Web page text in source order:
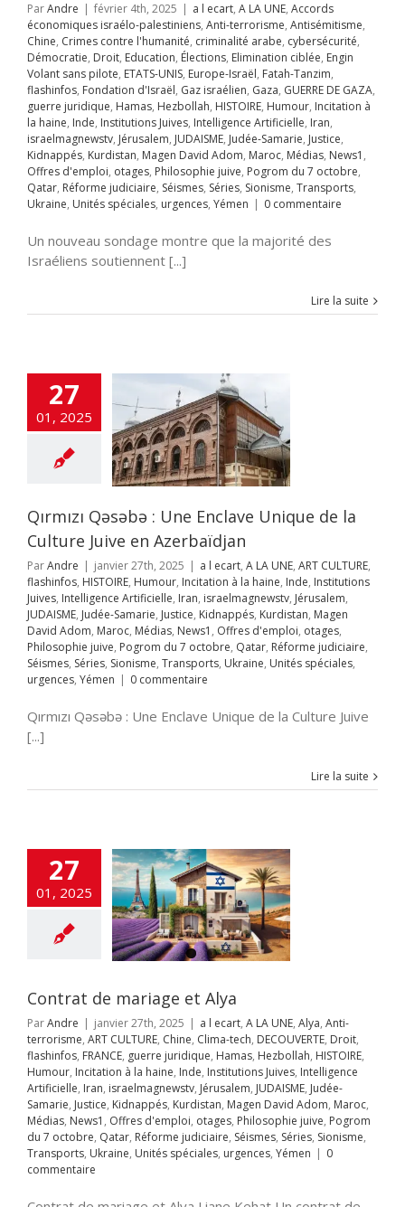
Justice
Kurdistan
Adom Maroc
News1 Offres
otages
juive Pogrom
Qatar
judiciaire
Séries Sionisme
Ukraine Unités
urgences Yémen
ParAndre | février 4th, 2025 | a l ecart, A LA UNE, Accords
économiques israélo-palestiniens, Anti-terrorisme, Antisémitisme,
Chine, Crimes contre l'humanité, criminalité arabe, cybersécurité,
Démocratie, Droit, Education, Élections, Elimination ciblée, Engin
Volant sans pilote, ETATS-UNIS, Europe-Israël, Fatah-Tanzim,
flashinfos, Fondation d'Israël, Gaz israélien, Gaza, GUERRE DE GAZA,
guerre juridique, Hamas, Hezbollah, HISTOIRE, Humour, Incitation à
la haine, Inde, Institutions Juives, Intelligence Artificielle, Iran,
israelmagnewstv, Jérusalem, JUDAISME, Judée-Samarie, Justice,
Kidnappés, Kurdistan, Magen David Adom, Maroc, Médias, News1,
Offres d'emploi, otages, Philosophie juive, Pogrom du 7 octobre,
Qatar, Réforme judiciaire, Séismes, Séries, Sionisme, Transports,
Ukraine, Unités spéciales, urgences, Yémen | 0 commentaire
Un nouveau sondage montre que la majorité des
Israéliens soutiennent [...]
Lire la suite
27
01, 2025
Qəsəbə : Une
Humour
à la haine Inde
Juives
Artificielle Iran
JUDAISME
Justice
News1 Offres
otages
juive Pogrom
Qatar
judiciaire
Séries Sionisme
Ukraine Unités
urgences Yémen
Qırmızı Qəsəbə : Une Enclave Unique de la
Culture Juive en Azerbaïdjan
ParAndre | janvier 27th, 2025 | a l ecart, A LA UNE, ART CULTURE,
flashinfos, HISTOIRE, Humour, Incitation à la haine, Inde, Institutions
Juives, Intelligence Artificielle, Iran, israelmagnewstv, Jérusalem,
JUDAISME, Judée-Samarie, Justice, Kidnappés, Kurdistan, Magen
David Adom, Maroc, Médias, News1 , Offres d'emploi, otages,
Philosophie juive, Pogrom du 7 octobre, Qatar, Réforme judiciaire,
Séismes, Séries, Sionisme, Transports, Ukraine, Unités spéciales,
urgences, Yémen | 0 commentaire
Qırmızı Qəsəbə : Une Enclave Unique de la Culture Juive
[...]
Lire la suite
27
01, 2025
de mariage et
Alya
Chine Clima-
Incitation à la
Institutions
Intelligence
Adom Maroc
News1 Offres
otages
juive Pogrom
Qatar
judiciaire
Séries Sionisme
Ukraine Unités
urgences Yémen
Contrat de mariage et Alya
ParAndre | janvier 27th, 2025 | a l ecart, A LA UNE, Alya, Anti-
terrorisme, ART CULTURE, Chine, Clima-tech, DECOUVERTE, Droit,
flashinfos, FRANCE, guerre juridique, Hamas, Hezbollah, HISTOIRE,
Humour, Incitation à la haine, Inde, Institutions Juives, Intelligence
Artificielle, Iran, israelmagnewstv, Jérusalem, JUDAISME, Judée-
Samarie, Justice, Kidnappés, Kurdistan, Magen David Adom, Maroc,
Médias, News1, Offres d'emploi, otages, Philosophie juive, Pogrom
du 7 octobre, Qatar, Réforme judiciaire, Séismes, Séries, Sionisme,
Transports, Ukraine, Unités spéciales, urgences, Yémen | 0
commentaire
met fin à
de Biden
livraisons de